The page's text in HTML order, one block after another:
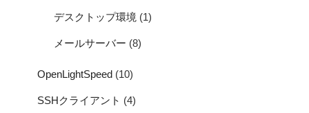
デスクトップ環境 (1)
メールサーバー (8)
OpenLightSpeed (10)
SSHクライアント (4)